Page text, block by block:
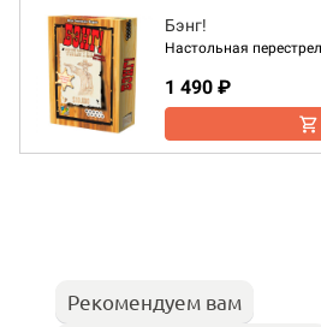
Бэнг!
Настольная
1 490 ₽
Рекомендуем вам